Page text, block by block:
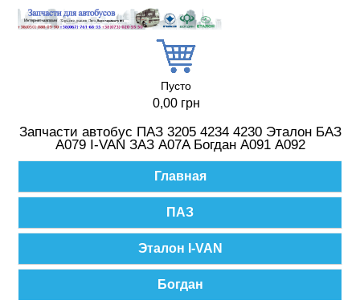
Пусто
0,00 грн
Запчасти автобус ПАЗ 3205 4234 4230 Эталон БАЗ
А079 I-VAN ЗАЗ A07A Богдан А091 А092
Главная
ПАЗ
Эталон I-VAN
Богдан